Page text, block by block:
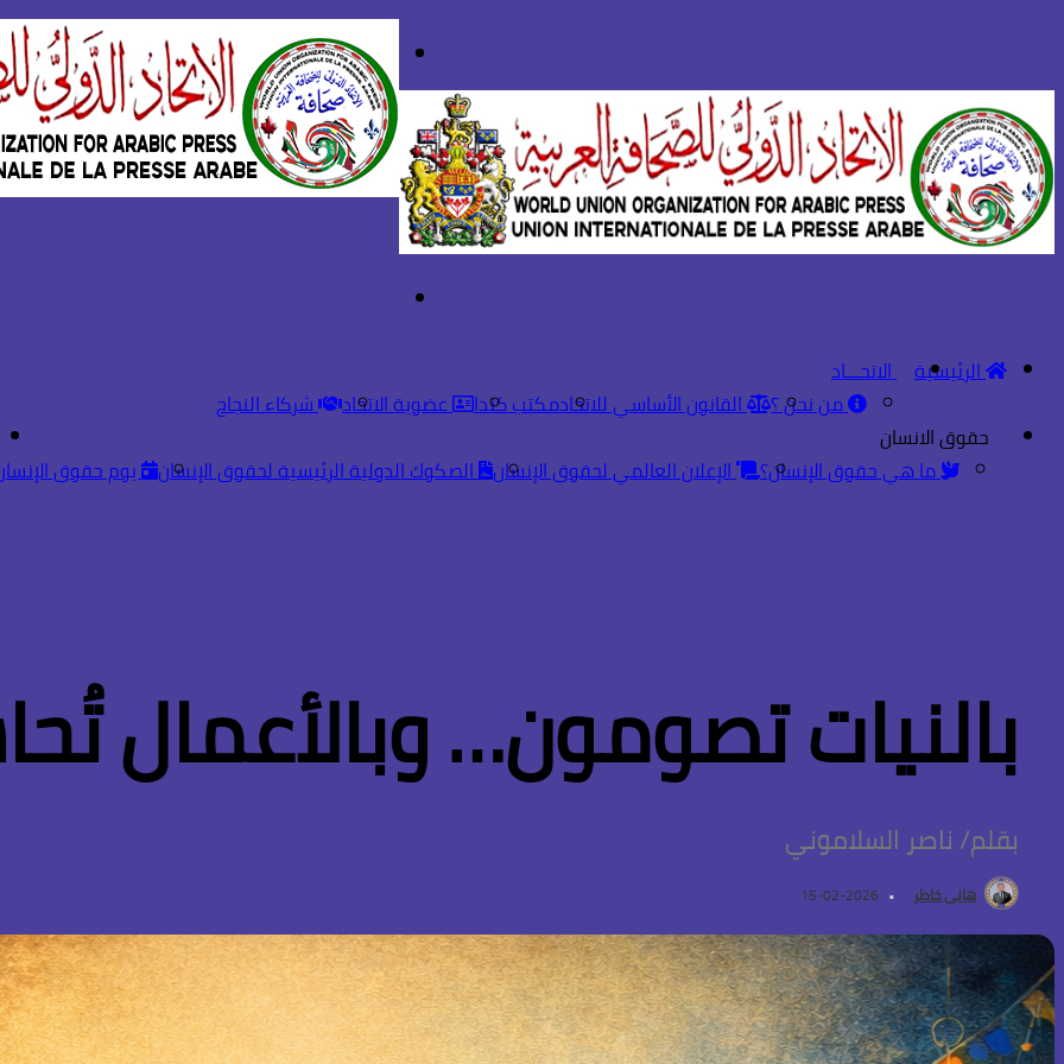
بحث
عن
تسجيل
الدخول
الرئيسية الاتحـــاد
من نحن ؟
القانون الأساسي للاتحادمكتب كندا عضوية الاتحاد
شركاء النجاح
حقوق الانسان
ما هي حقوق الإنسان؟
الإعلان العالمي لحقوق الإنسان الصكوك الدولية الرئيسية لحقوق الإنسان يوم حقوق
بالنيات تصومون… وبالأعمال
بقلم/ ناصر السلاموني
هانى خاطر 2026-02-15